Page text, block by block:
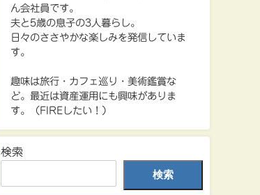
ん会社員です。
夫と5歳の息子の3人暮らし。
日々のささやかな楽しみを発信していま
す。
趣味は旅行・カフェ巡り・美術鑑賞な
ど。最近は資産運用にも興味がありま
す。（FIREしたい！）
検索
検索